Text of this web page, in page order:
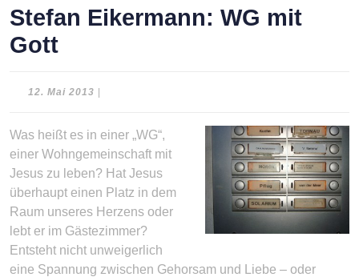
Stefan Eikermann: WG mit
Gott
12. Mai 2013 12.
Was heißt es in einer „WG“,
einer Wohngemeinschaft mit
Jesus zu leben? Hat Jesus
überhaupt einen Platz in dem
Raum unseres Herzens oder
lebt er im Gästezimmer?
Entsteht nicht unweigerlich
eine Spannung zwischen Gehorsam und Liebe – oder